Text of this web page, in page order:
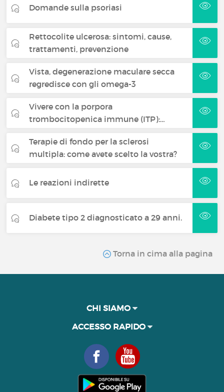
Domande sulla psoriasi
Rettocolite ulcerosa: sintomi, cause,
trattamenti, prevenzione
Vista, degenerazione maculare secca
regredisce con gli omega-3
Vivere con la porpora
trombocitopenica immune (ITP):…
Terapie di fondo per la sclerosi
multipla: come avete scelto la vostra?
Le reazioni indirette
Diabete tipo 2 diagnosticato a 29 anni.
Torna in cima alla pagina
CHI SIAMO
ACCESSO RAPIDO